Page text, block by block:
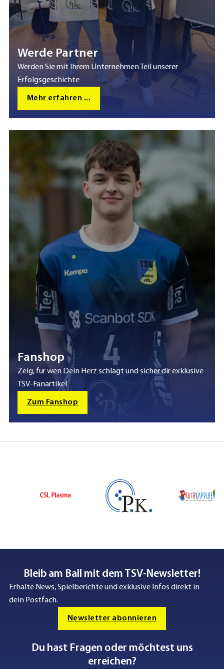
Werde Partner
Werden Sie mit Ihrem Unternehmen Teil unserer
Erfolgsgeschichte
Mehr erfahren ...
Fanshop
Zeig, für wen Dein Herz schlägt und sicher dir exklusive
TSV-Fanartikel
Zum Fanshop
Bleib am Ball mit dem TSV-Newsletter!
Erhalte News, Spielberichte und exklusive Infos direkt in
dein Postfach.
Newsletter abonnieren
Du hast Fragen oder möchtest uns
erreichen?